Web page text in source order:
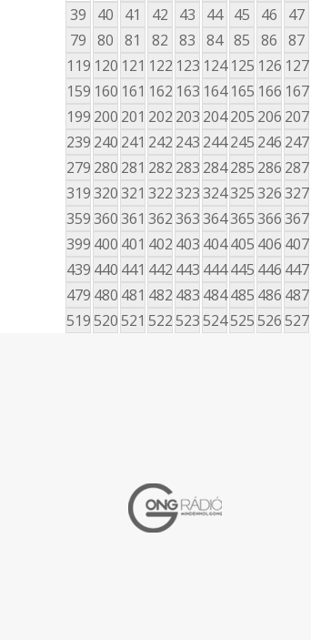
39
40 41 42 43 44 45 46 47
79 80 81 82 83 84 85 86 87
119 120 121 122 123 124 125 126 127
159 160 161 162 163 164 165 166 167
199 200 201 202 203 204205 206 207
239 240 241 242 243 244245 246 247
279 280 281 282 283 284285 286 287
319320321 322323324325326327
359360361 362363364365366367
399 400 401 402 403 404405 406 407
439 440 441 442 443 444445 446 447
479 480 481 482 483 484485 486 487
519520521 522523524525526527